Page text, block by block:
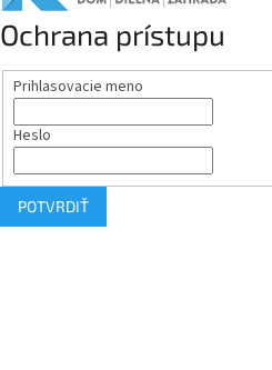
Ochrana prístupu
Prihlasovacie meno
Heslo
POTVRDIŤ